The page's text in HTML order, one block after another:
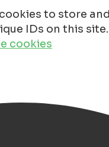
to store
IDs on this site.
cookies